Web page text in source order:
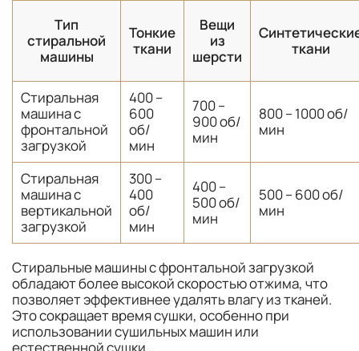
Тип
стиральной
машины
Тонкие
ткани
Вещи
из
шерсти
ткани
Стиральная
машина с
фронтальной
загрузкой
400 –
600
об/
мин
700 –
900 об/
мин
800 – 1000 об/
мин
Стиральная
машина с
вертикальной
загрузкой
300 –
400
об/
мин
400 –
500 об/
мин
500 – 600 об/
мин
Стиральные машины с фронтальной загрузкой
обладают более высокой скоростью отжима, что
позволяет эффективнее удалять влагу из тканей.
Это сокращает время сушки, особенно при
использовании сушильных машин или